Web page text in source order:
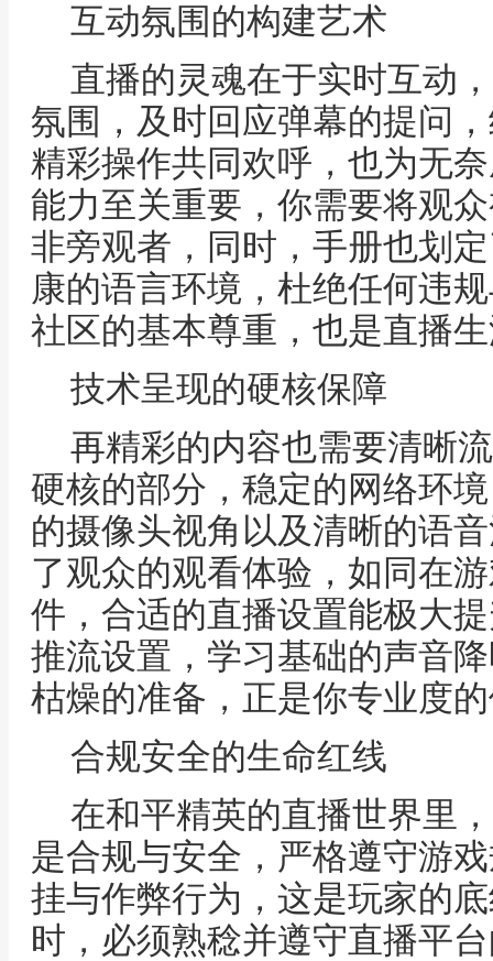
互动氛围的构建艺术
直播的灵魂在于实时互动
氛围，及时回应弹幕的提问
精彩操作共同欢呼，也为无
能力至关重要，你需要将观
非旁观者，同时，手册也划
康的语言环境，杜绝任何违
社区的基本尊重，也是直播
技术呈现的硬核保障
再精彩的内容也需要清晰
硬核的部分，稳定的网络环
的摄像头视角以及清晰的语
了观众的观看体验，如同在
件，合适的直播设置能极大
推流设置，学习基础的声音
枯燥的准备，正是你专业度
合规安全的生命红线
在和平精英的直播世界里
是合规与安全，严格遵守游
挂与作弊行为，这是玩家的
时，必须熟稔并遵守直播平